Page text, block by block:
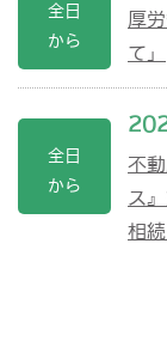
全日
から
厚
て」
全日
から
不
ス
相